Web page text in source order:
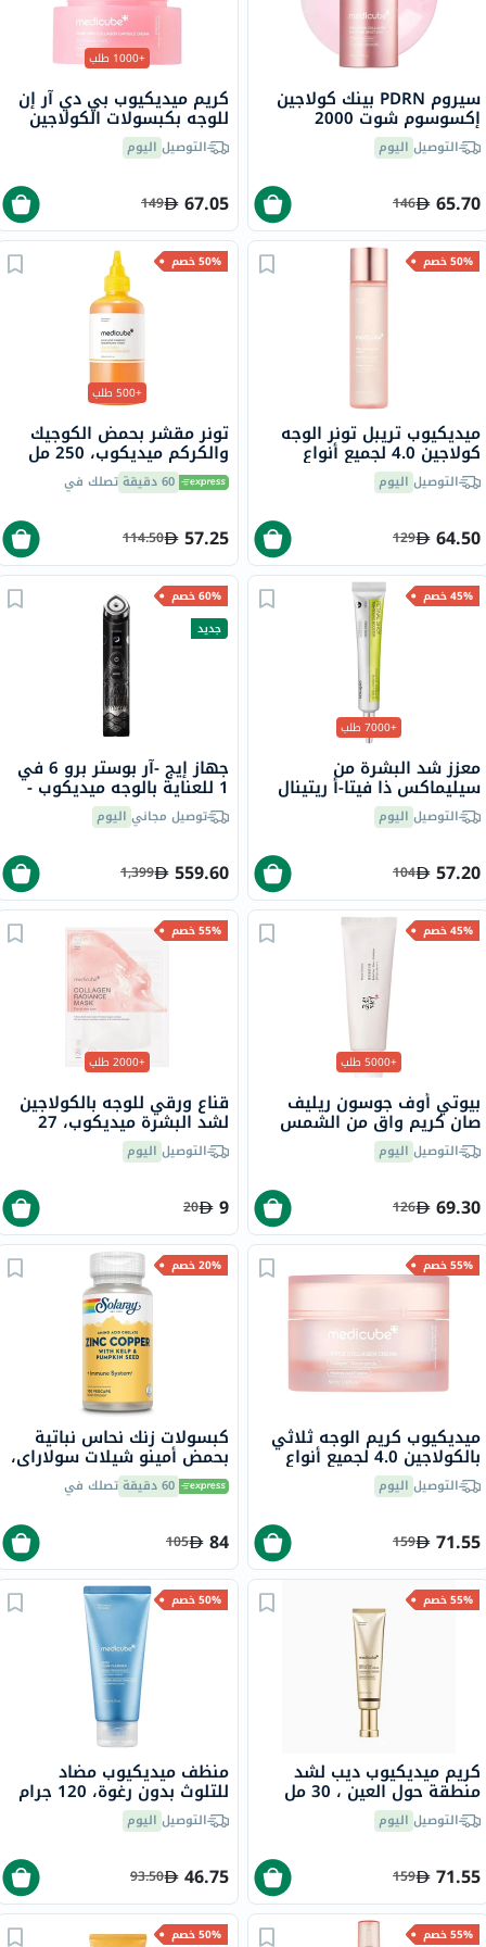
سيروم PDRN بينك كولاجين
إكسوسوم شوت 2000
ميديكوب، 30 مل
التوصيل اليوم
65.70
146
+1000 طلب
كريم ميديكيوب بي دي آر إن
للوجه بكبسولات الكولاجين
الوردي، 55 جرام
التوصيل اليوم
67.05
149
50% خصم
ميديكيوب تريبل تونر الوجه
كولاجين 4.0 لجميع أنواع
البشرة 140 مل
التوصيل اليوم
64.50
129
50% خصم
+500 طلب
تونر مقشر بحمض الكوجيك
والكركم ميديكوب، 250 مل
60 دقيقة تصلك في
57.25
114.50
45% خصم
+7000 طلب
معزز شد البشرة من
سيليماكس ذا فيتا-أ ريتينال
شوت، 15 مل
التوصيل اليوم
57.20
104
60% خصم
جديد
جهاز إيج -آر بوستر برو 6 في
1 للعناية بالوجه ميديكوب -
إصدار إيروروبونغدو
توصيل مجاني اليوم
559.60
1,399
45% خصم
+5000 طلب
بيوتي أوف جوسون ريليف
صان كريم واقٍ من الشمس
عضوي بلأرز والبروبيوتيك
التوصيل اليوم
69.30
126
55% خصم
+2000 طلب
قناع ورقي للوجه بالكولاجين
لشد البشرة ميديكوب، 27
جرامالتوصيل اليوم
9
20
55% خصم
ميديكيوب كريم الوجه ثلاثي
بالكولاجين 4.0 لجميع أنواع
البشرة 50 مل
التوصيل اليوم
71.55
159
20% خصم
كبسولات زنك نحاس نباتية
بحمض أمينو شيلات سولاراي،
100 كبسولة 60 دقيقة تصلك في
84
105
55% خصم
كريم ميديكيوب ديب لشد
منطقة حول العين ، 30 مل
التوصيل اليوم
71.55
159
50% خصم
منظف ميديكيوب مضاد
للتلوث بدون رغوة، 120 جرام
التوصيل اليوم
46.75
93.50
55% خصم 50% خصم